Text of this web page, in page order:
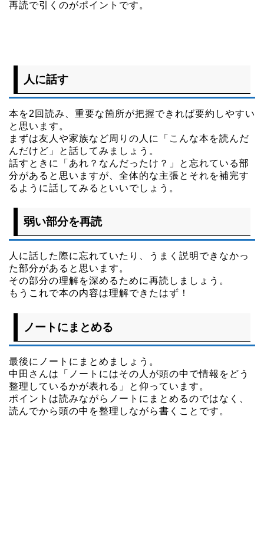
再読で引くのがポイントです。
人に話す
本を2回読み、重要な箇所が把握できれば要約しやすい
と思います。
まずは友人や家族など周りの人に「こんな本を読んだ
んだけど」と話してみましょう。
話すときに「あれ？なんだったけ？」と忘れている部
分があると思いますが、全体的な主張とそれを補完す
るように話してみるといいでしょう。
弱い部分を再読
人に話した際に忘れていたり、うまく説明できなかっ
た部分があると思います。
その部分の理解を深めるために再読しましょう。
もうこれで本の内容は理解できたはず！
ノートにまとめる
最後にノートにまとめましょう。
中田さんは「ノートにはその人が頭の中で情報をどう
整理しているかが表れる」と仰っています。
ポイントは読みながらノートにまとめるのではなく、
読んでから頭の中を整理しながら書くことです。